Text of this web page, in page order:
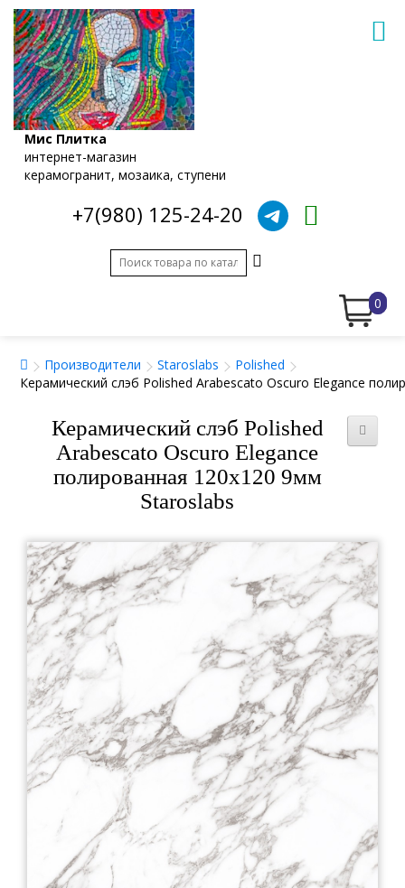
Мис Плитка
интернет-магазин
керамогранит, мозаика, ступени
+7(980) 125-24-20
0
Производители Staroslabs
Polished
Керамический слэб Polished Arabescato Oscuro Elegance
Керамический слэб Polished
Arabescato Oscuro Elegance
полированная 120x120 9мм
Staroslabs